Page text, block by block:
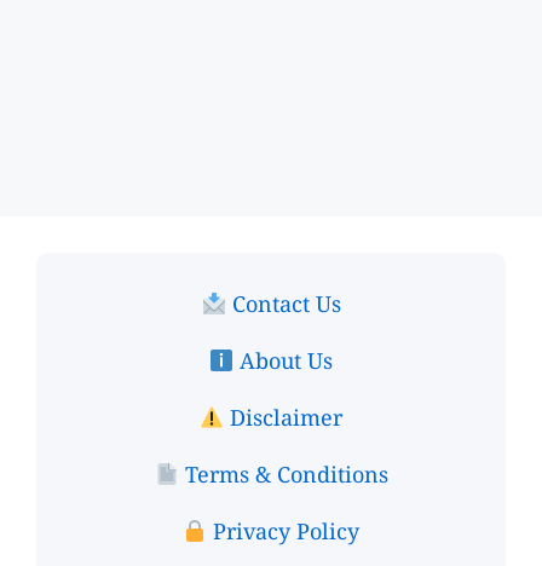
Contact Us
About Us
Disclaimer
Terms & Conditions
Privacy Policy